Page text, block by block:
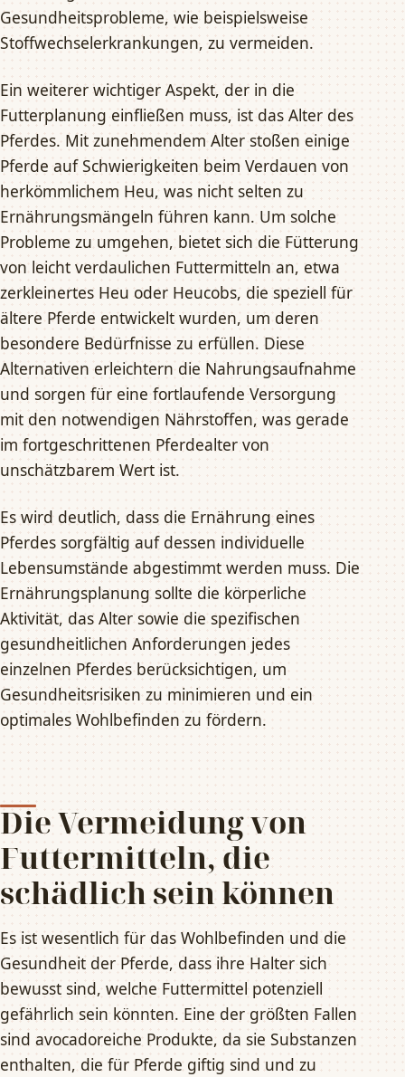
Gesundheitsprobleme, wie beispielsweise
Stoffwechselerkrankungen, zu vermeiden.
Ein weiterer wichtiger Aspekt, der in die
Futterplanung einfließen muss, ist das Alter des
Pferdes. Mit zunehmendem Alter stoßen einige
Pferde auf Schwierigkeiten beim Verdauen von
herkömmlichem Heu, was nicht selten zu
Ernährungsmängeln führen kann. Um solche
Probleme zu umgehen, bietet sich die Fütterung
von leicht verdaulichen Futtermitteln an, etwa
zerkleinertes Heu oder Heucobs, die speziell für
ältere Pferde entwickelt wurden, um deren
besondere Bedürfnisse zu erfüllen. Diese
Alternativen erleichtern die Nahrungsaufnahme
und sorgen für eine fortlaufende Versorgung
mit den notwendigen Nährstoffen, was gerade
im fortgeschrittenen Pferdealter von
unschätzbarem Wert ist.
Es wird deutlich, dass die Ernährung eines
Pferdes sorgfältig auf dessen individuelle
Lebensumstände abgestimmt werden muss. Die
Ernährungsplanung sollte die körperliche
Aktivität, das Alter sowie die spezifischen
gesundheitlichen Anforderungen jedes
einzelnen Pferdes berücksichtigen, um
Gesundheitsrisiken zu minimieren und ein
optimales Wohlbefinden zu fördern.
Die Vermeidung von
Futtermitteln, die
schädlich sein können
Es ist wesentlich für das Wohlbefinden und die
Gesundheit der Pferde, dass ihre Halter sich
bewusst sind, welche Futtermittel potenziell
gefährlich sein könnten. Eine der größten Fallen
sind avocadoreiche Produkte, da sie Substanzen
enthalten, die für Pferde giftig sind und zu